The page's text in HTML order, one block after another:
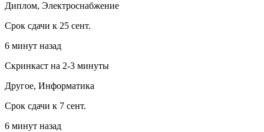
Диплом, Электроснабжение
Срок сдачи к 25 сент.
6 минут назад
Скринкаст на 2-3 минуты
Другое, Информатика
Срок сдачи к 7 сент.
6 минут назад